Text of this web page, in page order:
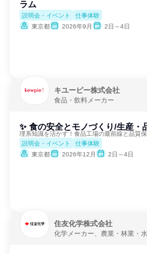
ラム
説明会・イベント
仕事体験
東京都
2026年9月 2日～4日
キユーピー株式会社
食品・飲料メーカー
✨ 食の安全とモノづくり/生産・
理系知識を活かす！食品工場の最前線と品質
説明会・イベント
仕事体験
東京都
2026年12月 2日～4日
住友化学株式会社
化学メーカー、農業・林業・